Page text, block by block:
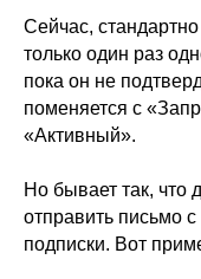
Сейчас,
только один раз
пока он не
поменяется с
«Активный».
Но бывает так, что
отправить письмо
подписки. Вот